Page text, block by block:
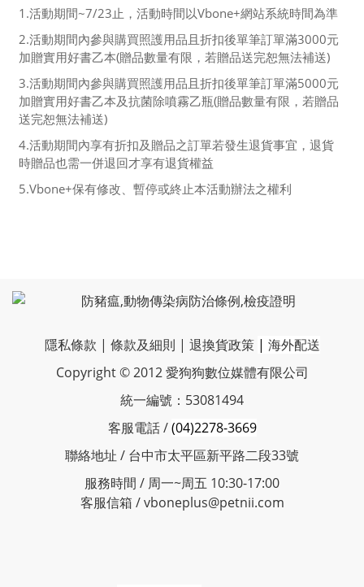
1.活動期間~7/23止，活動時間以Vbone+網站系統時間為準
2.活動期間內參與購買照護用品且折扣後單筆訂單滿3000元
加贈實用好書乙本(贈品數量有限，若贈品送完恕無法補送)
3.活動期間內參與購買照護用品且折扣後單筆訂單滿5000元
加贈實用好書乙本及抗菌除噴霧乙瓶(贈品數量有限，若贈品
送完恕無法補送)
4.活動期間內享有折扣及贈品之訂單若發生退貨事宜，退貨
時贈品也需一併退回才享有退貨權益
5.Vbone+保有修改、暫停或終止本活動辦法之權利
隱私條款 | 條款及細則 | 退換貨政策 | 海外配送
Copyright © 2012 愛狗狗數位媒體有限公司
統一編號：53081494
客服電話 /(04)2278-3669
聯絡地址 / 台中市太平區新平路二段33號
服務時間 / 周一~周五 10:30-17:00
客服信箱 / vboneplus@petnii.com